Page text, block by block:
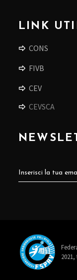
LINK
CONS
FIVB
CEV
CEVSCA